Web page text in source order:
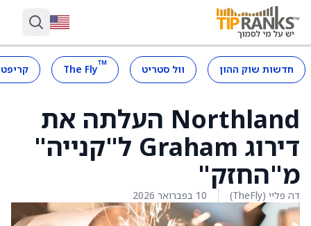
חדשות שוק ההון וול סטריט ™
The Fly
Northland העלתה את
דירוג Graham ל"קנייה"
מ"החזק"
דה פליי (TheFly) 10 בפברואר 2026